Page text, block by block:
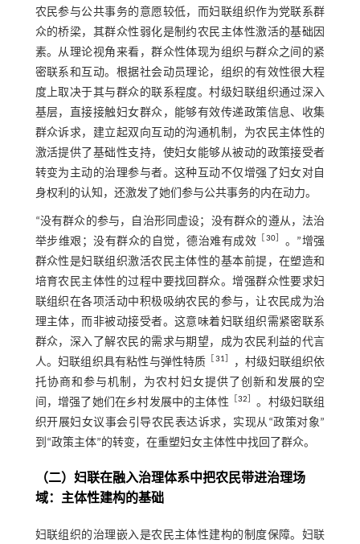
农民参与公共事务的意愿较低，而妇联组织作为党联系群
众的桥梁，其群众性弱化是制约农民主体性激活的基础因
素。从理论视角来看，群众性体现为组织与群众之间的紧
密联系和互动。根据社会动员理论，组织的有效性很大程
度上取决于其与群众的联系程度。村级妇联组织通过深入
基层，直接接触妇女群众，能够有效传递政策信息、收集
群众诉求，建立起双向互动的沟通机制，为农民主体性的
激活提供了基础性支持，使妇女能够从被动的政策接受者
转变为主动的治理参与者。这种互动不仅增强了妇女对自
身权利的认知，还激发了她们参与公共事务的内在动力。
“没有群众的参与，自治形同虚设；没有群众的遵从，法治
举步维艰；没有群众的自觉，德治难有成效
30］ 。”增强
群众性是妇联组织激活农民主体性的基本前提，在塑造和
培育农民主体性的过程中要找回群众。增强群众性要求妇
联组织在各项活动中积极吸纳农民的参与，让农民成为治
理主体，而非被动接受者。这意味着妇联组织需紧密联系
群众，深入了解农民的需求与期望，成为农民利益的代言
人。妇联组织具有粘性与弹性特质
31
，村级妇联组织依
托协商和参与机制，为农村妇女提供了创新和发展的空
间，增强了她们在乡村发展中的主体性 ［32
。村级妇联组
织开展妇女议事会引导农民表达诉求，实现从“政策对象”
到“政策主体”的转变，在重塑妇女主体性中找回了群众。
（二）妇联在融入治理体系中把农民带进治理场
域：主体性建构的基础
妇联组织的治理嵌入是农民主体性建构的制度保障。妇联